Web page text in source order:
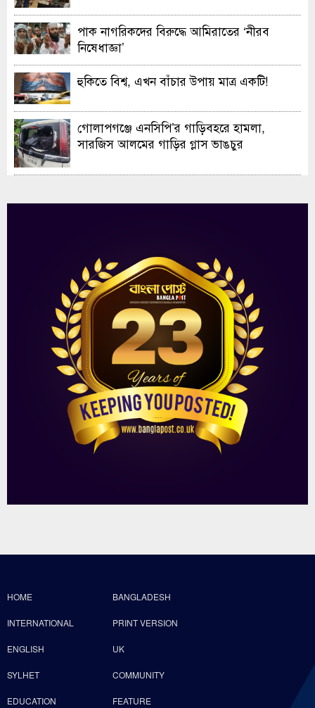
পাক নাগরিকদের বিরুদ্ধে আমিরাতের ‘নীরব
নিষেধাজ্ঞা’
হুকিতে বিশ্ব, এখন বাঁচার উপায় মাত্র একটি!
গোলাপগঞ্জে এনসিপি’র গাড়িবহরে হামলা,
সারজিস আলমের গাড়ির গ্লাস ভাঙচুর
HOME BANGLADESH
INTERNATIONAL PRINT VERSION
ENGLISH UK
SYLHET COMMUNITY
EDUCATION FEATURE